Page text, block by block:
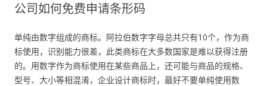
公司如何免费申请条形码
单纯由数字组成的商标。阿拉伯数字字母总共只有10个，作为商
标使用，识别能力很差，此类商标在大多数国家是难以获得注册
的。用数字作为商标使用在某些商品上，还可能与商品的规格、
型号、大小等相混淆，企业设计商标时，最好不要单纯使用数